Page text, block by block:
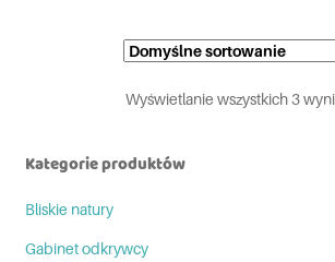
Wyświetlanie wszystkich 3
Kategorie produktów
Bliskie natury
Gabinet odkrywcy